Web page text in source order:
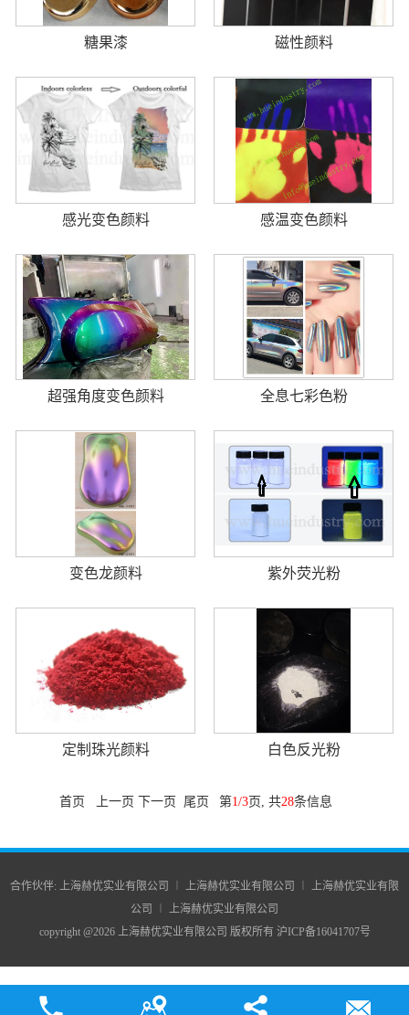
糖果漆 磁性颜料
感光变色颜料 感温变色颜料
超强角度变色颜料 全息七彩色粉
变色龙颜料 紫外荧光粉
定制珠光颜料 白色反光粉
首页 上一页 下一页 尾页 第1/3页, 共28条信息
合作伙伴: 上海赫优实业有限公司 上海赫优实业有限公司
上海赫优实业有限
公司
上海赫优实业有限公司
copyright @2026 上海赫优实业有限公司 版权所有 沪ICP备16041707号